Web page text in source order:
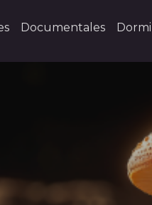
Documentales